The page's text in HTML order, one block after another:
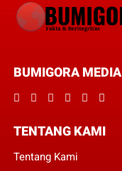
BUMIGORA MEDIA
TENTANG KAMI
Tentang Kami